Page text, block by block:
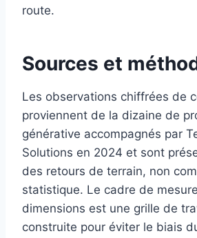
route.
Sources et
Les observations chiffrées de
proviennent de la dizaine de
générative accompagnés par
Solutions en 2024 et sont
des retours de terrain, non
statistique. Le cadre de
dimensions est une grille de
construite pour éviter le biais